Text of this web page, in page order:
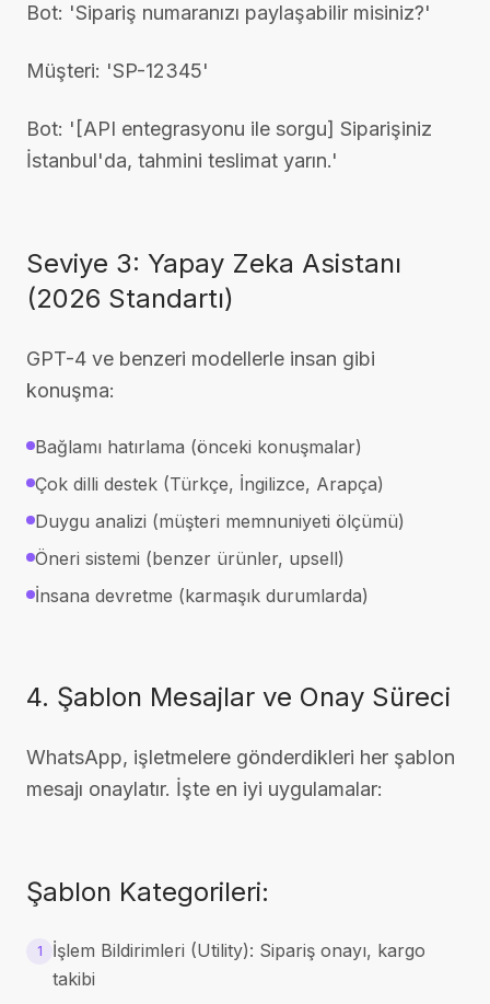
Bot: 'Sipariş numaranızı paylaşabilir misiniz?'
Müşteri: 'SP-12345'
Bot: '[API entegrasyonu ile sorgu] Siparişiniz
İstanbul'da, tahmini teslimat yarın.'
Seviye 3: Yapay Zeka Asistanı
(2026 Standartı)
GPT-4 ve benzeri modellerle insan gibi
konuşma:
Bağlamı hatırlama (önceki konuşmalar)
Çok dilli destek (Türkçe, İngilizce, Arapça)
Duygu analizi (müşteri memnuniyeti ölçümü)
Öneri sistemi (benzer ürünler, upsell)
İnsana devretme (karmaşık durumlarda)
4. Şablon Mesajlar ve Onay Süreci
WhatsApp, işletmelere gönderdikleri her şablon
mesajı onaylatır. İşte en iyi uygulamalar:
Şablon Kategorileri:
1
İşlem Bildirimleri (Utility): Sipariş onayı, kargo
takibi